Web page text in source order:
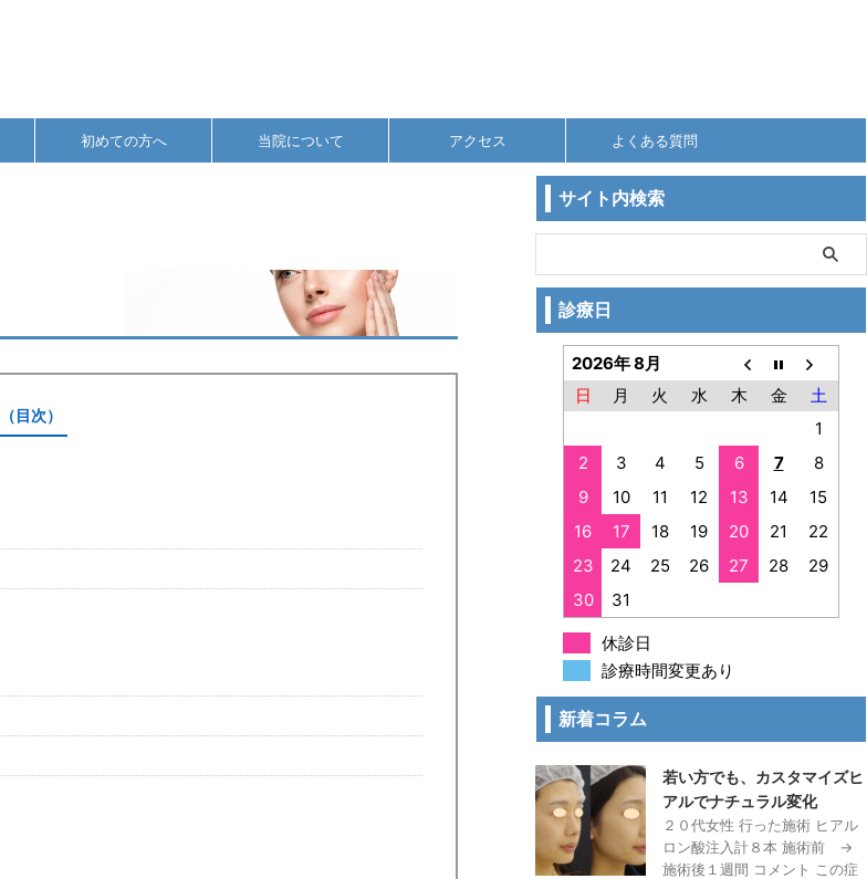
初めての方へ 当院について アクセス よくある質問
目次）
サイト内検索
診療日
2026年 8月
日
月 火 水 木 金
土
1
2
3 4 5 6 7
8
9
10 11 12 13 14
15
16
17 18 19 20 21
22
23
24 25 26 27 28
29
30
31
休診日
診療時間変更あり
新着コラム
若い方でも、カスタマイズヒ
アルでナチュラル変化
２０代女性 行った施術 ヒアル
ロン酸注入計８本 施術前 →
施術後１週間 コメント この症